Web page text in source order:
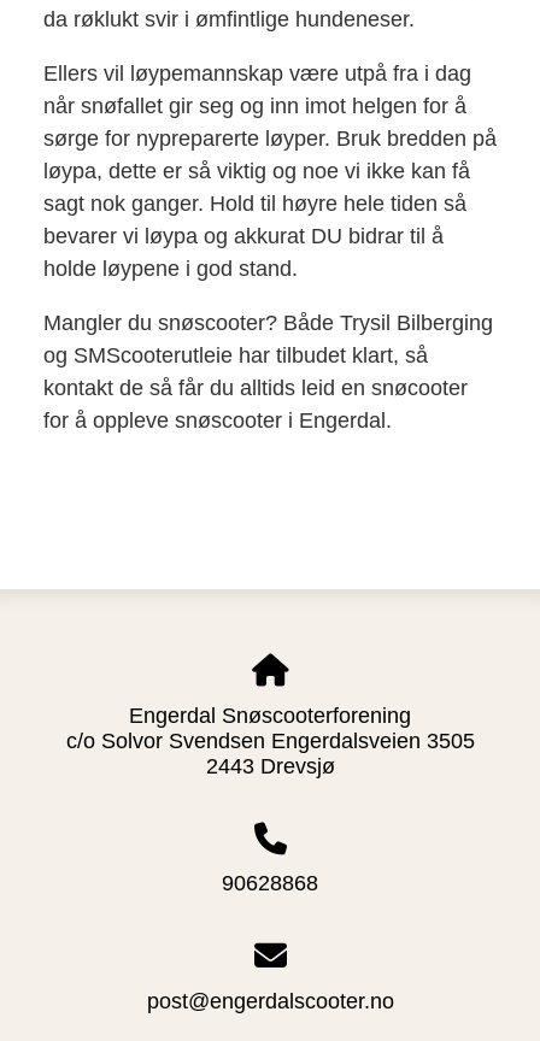
da røklukt svir i ømfintlige hundeneser.
Ellers vil løypemannskap være utpå fra i dag
når snøfallet gir seg og inn imot helgen for å
sørge for nypreparerte løyper. Bruk bredden på
løypa, dette er så viktig og noe vi ikke kan få
sagt nok ganger. Hold til høyre hele tiden så
bevarer vi løypa og akkurat DU bidrar til å
holde løypene i god stand.
Mangler du snøscooter? Både Trysil Bilberging
og SMScooterutleie har tilbudet klart, så
kontakt de så får du alltids leid en snøcooter
for å oppleve snøscooter i Engerdal.
Engerdal Snøscooterforening
c/o Solvor Svendsen Engerdalsveien 3505
2443 Drevsjø
90628868
post@engerdalscooter.no